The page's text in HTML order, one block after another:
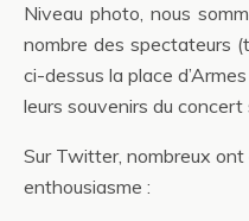
Niveau photo, nous
nombre des spectateurs
ci-dessus la place
leurs souvenirs du concert
Sur Twitter, nombreux
enthousiasme :